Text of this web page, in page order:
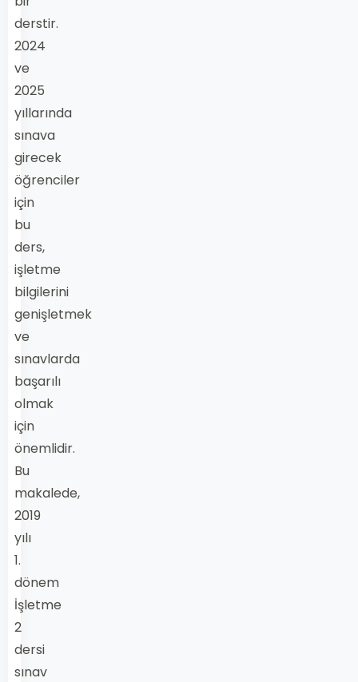
derstir.
2024
ve
2025
yıllarında
sınava
girecek
öğrenciler
için
bu
ders,
işletme
bilgilerini
genişletmek
ve
sınavlarda
başarılı
olmak
için
önemlidir.
Bu
makalede,
2019
yılı
1.
dönem
İşletme
2
dersi
sınav